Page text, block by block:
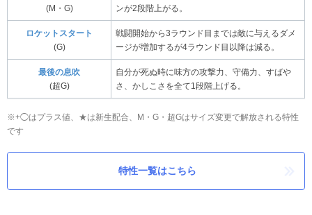
(M・G) ンが2段階上がる。
ロケットスタート
(G)
戦闘開始から3ラウンド目までは敵に与えるダメ
ージが増加するが4ラウンド目以降は減る。
最後の息吹
(超G)
自分が死ぬ時に味方の攻撃力、守備力、すばや
さ、かしこさを全て1段階上げる。
※+◯はプラス値、★は新生配合、M・G・超Gはサイズ変更で解放される特性
です
特性一覧はこちら